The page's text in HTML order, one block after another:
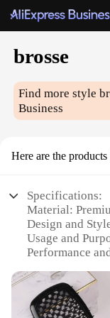
brosse
Find more style
Business
Here are the
Specifications:
Material:
Design and
Usage and
Performance
Quantity:
Applicable
stylists and